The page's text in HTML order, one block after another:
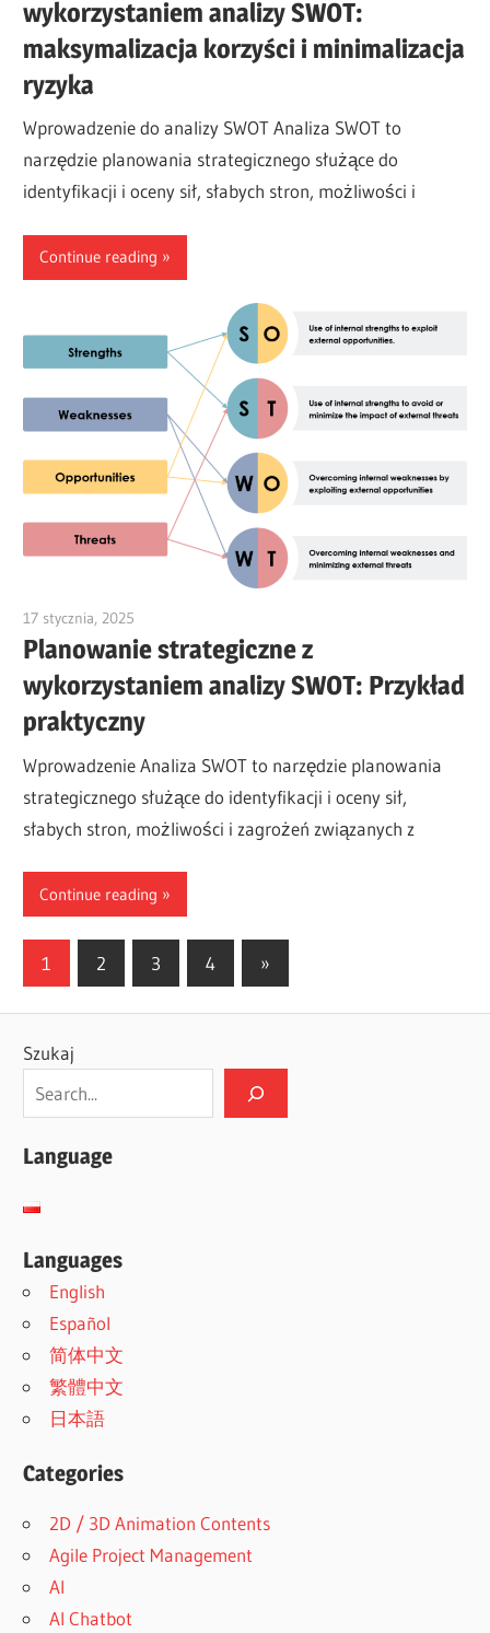
wykorzystaniem analizy SWOT:
maksymalizacja korzyści i minimalizacja
ryzyka
Wprowadzenie do analizy SWOT Analiza SWOT to
narzędzie planowania strategicznego służące do
identyfikacji i oceny sił, słabych stron, możliwości i
Continue reading
17 stycznia, 2025
Planowanie strategiczne z
wykorzystaniem analizy SWOT: Przykład
praktyczny
Wprowadzenie Analiza SWOT to narzędzie planowania
strategicznego służące do identyfikacji i oceny sił,
słabych stron, możliwości i zagrożeń związanych z
Continue reading
Stronicowanie
1 2 3 4
Next
Posts
»
Szukaj
Language
Languages
English
Español
简体中文
繁體中文
日本語
Categories
2D / 3D Animation Contents
Agile Project Management
AI
AI Chatbot